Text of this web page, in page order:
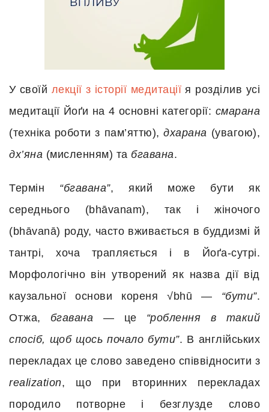
У своїй лекції з історії медитації я розділив усі
медитації Йоґи на 4 основні категорії: смарана
(техніка роботи з пам’яттю),дхарана (увагою),
дх’яна (мисленням) та бгавана.
Термін “бгавана”, який може бути як
середнього (bhāvanam), так і жіночого
(bhāvanā) роду, часто вживається в буддизмі й
тантрі, хоча трапляється і в Йоґа-сутрі.
Морфологічно він утворений як назва дії від
каузальної основи кореня √bhū — “бути”.
Отжа, бгавана — це “роблення в такий
спосіб, щоб щось почало бути”. В англійських
перекладах це слово заведено співвідносити з
realization, що при вторинних перекладах
породило потворне і безглузде слово